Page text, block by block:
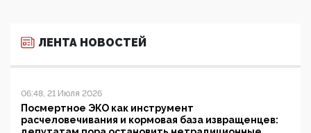
ЛЕНТА НОВОСТЕЙ
06:48, 21 Июля 2026
Посмертное ЭКО как инструмент
расчеловечивания и кормовая база извращенцев: